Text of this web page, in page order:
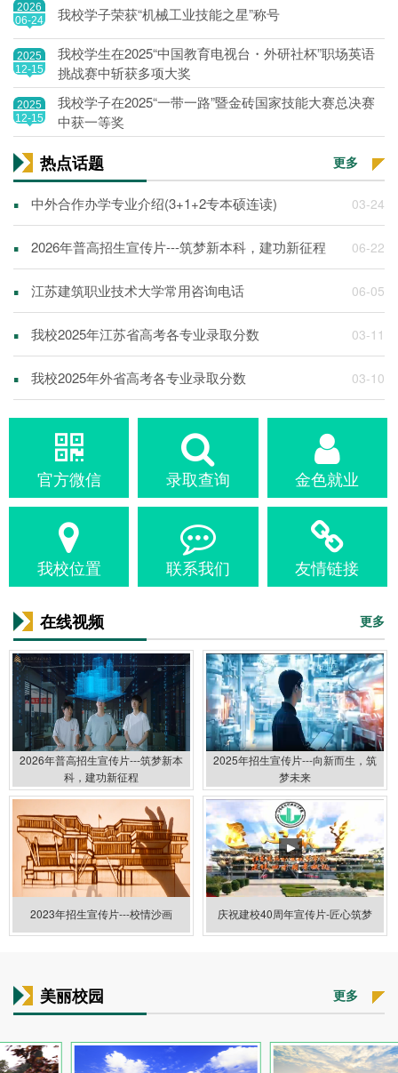
2026
06-24
我校学子荣获“机械工业技能之星”称号
2025
12-15
我校学生在2025“中国教育电视台・外研社杯”职场英语
挑战赛中斩获多项大奖
2025
12-15
我校学子在2025“一带一路”暨金砖国家技能大赛总决赛
中获一等奖
热点话题 更多
▪ 中外合作办学专业介绍(3+1+2专本硕连读) 03-24
▪ 2026年普高招生宣传片---筑梦新本科，建功新征程 06-22
▪ 江苏建筑职业技术大学常用咨询电话 06-05
▪ 我校2025年江苏省高考各专业录取分数 03-11
▪ 我校2025年外省高考各专业录取分数 03-10
官方微信 录取查询 金色就业
我校位置 联系我们 友情链接
在线视频 更多
2026年普高招生宣传片---筑梦新本
科，建功新征程
2025年招生宣传片---向新而生，筑
梦未来
2023年招生宣传片---校情沙画 庆祝建校40周年宣传片-匠心筑梦
美丽校园 更多